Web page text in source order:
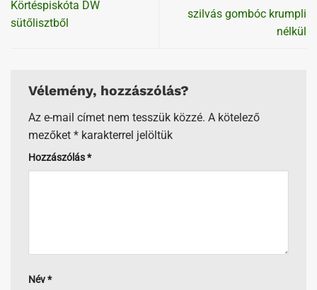
Körtéspiskóta DW
sütőlisztből
szilvás gombóc krumpli
nélkül
Vélemény, hozzászólás?
Az e-mail címet nem tesszük közzé. A kötelező
mezőket * karakterrel jelöltük
Hozzászólás*
Név*